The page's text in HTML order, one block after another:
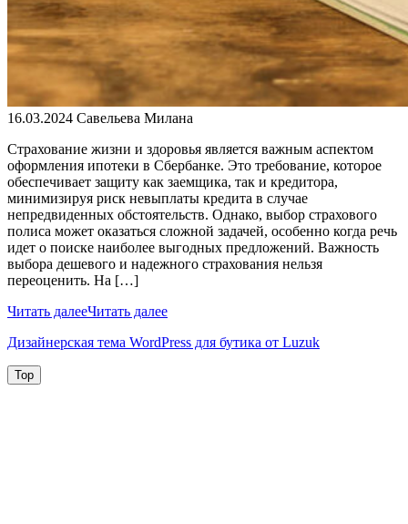
16.03.2024 Савельева Милана
Страхование жизни и здоровья является важным аспектом
оформления ипотеки в Сбербанке. Это требование, которое
обеспечивает защиту как заемщика, так и кредитора,
минимизируя риск невыплаты кредита в случае
непредвиденных обстоятельств. Однако, выбор страхового
полиса может оказаться сложной задачей, особенно когда речь
идет о поиске наиболее выгодных предложений. Важность
выбора дешевого и надежного страхования нельзя
переоценить. На […]
Читать далееЧитать далее
Дизайнерская тема WordPress для бутика от Luzuk
Top